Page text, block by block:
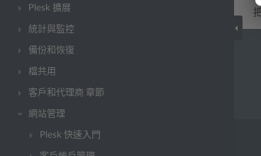
Plesk 擴展
統計與監控
備份和恢復
檔共用
客戶和代理商 章節
網站管理
Plesk 快速入門